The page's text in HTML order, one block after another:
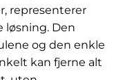
representerer
løsning. Den
og den enkle
kan fjerne alt